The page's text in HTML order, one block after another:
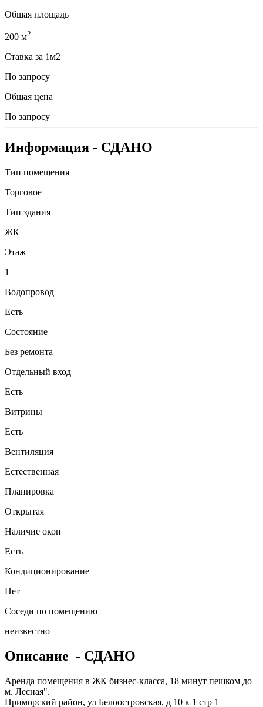
Общая площадь
200 м2
Ставка за 1м2
По запросу
Общая цена
По запросу
Информация - СДАНО
Тип помещения
Торговое
Тип здания
ЖК
Этаж
1
Водопровод
Есть
Состояние
Без ремонта
Отдельный вход
Есть
Витрины
Есть
Вентиляция
Естественная
Планировка
Открытая
Наличие окон
Есть
Кондиционирование
Нет
Соседи по помещению
неизвестно
Описание - СДАНО
Аренда помещения в ЖК бизнес-класса, 18 минут пешком до
м. Лесная".
Приморский район, ул Белоостровская, д 10 к 1 стр 1